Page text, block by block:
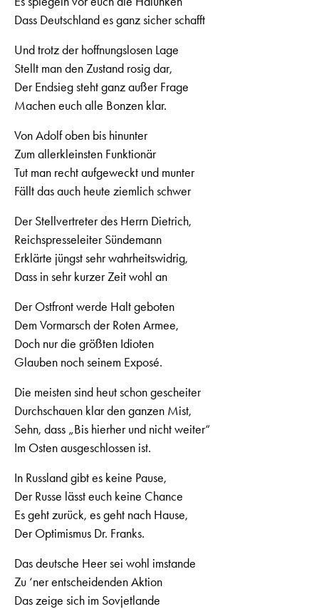
Dass Deutschland es ganz sicher schafft
Und trotz der hoffnungslosen Lage
Stellt man den Zustand rosig dar,
Der Endsieg steht ganz außer Frage
Machen euch alle Bonzen klar.
Von Adolf oben bis hinunter
Zum allerkleinsten Funktionär
Tut man recht aufgeweckt und munter
Fällt das auch heute ziemlich schwer
Der Stellvertreter des Herrn Dietrich,
Reichspresseleiter Sündemann
Erklärte jüngst sehr wahrheitswidrig,
Dass in sehr kurzer Zeit wohl an
Der Ostfront werde Halt geboten
Dem Vormarsch der Roten Armee,
Doch nur die größten Idioten
Glauben noch seinem Exposé.
Die meisten sind heut schon gescheiter
Durchschauen klar den ganzen Mist,
Sehn, dass „Bis hierher und nicht weiter“
Im Osten ausgeschlossen ist.
In Russland gibt es keine Pause,
Der Russe lässt euch keine Chance
Es geht zurück, es geht nach Hause,
Der Optimismus Dr. Franks.
Das deutsche Heer sei wohl imstande
Zu ‘ner entscheidenden Aktion
Das zeige sich im Sovjetlande